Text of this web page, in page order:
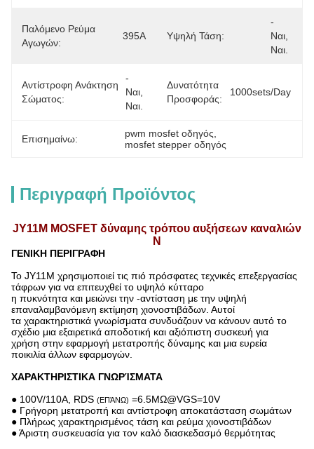
Παλόμενο Ρεύμα
Αγωγών:
395Α Υψηλή Τάση:
-
Ναι,
Ναι.
Αντίστροφη Ανάκτηση
Σώματος:
-
Ναι,
Ναι.
Δυνατότητα
Προσφοράς:
1000sets/day
Επισημαίνω: pwm mosfet οδηγός
mosfet stepper οδηγός
Περιγραφή Προϊόντος
JY11M MOSFET δύναμης τρόπου αυξήσεων καναλιών
Ν
ΓΕΝΙΚΗ ΠΕΡΙΓΡΑΦΗ
Το JY11M χρησιμοποιεί τις πιό πρόσφατες τεχνικές επεξεργασίας
τάφρων για να επιτευχθεί το υψηλό κύτταρο
η πυκνότητα και μειώνει την -αντίσταση με την υψηλή
επαναλαμβανόμενη εκτίμηση χιονοστιβάδων. Αυτοί
τα χαρακτηριστικά γνωρίσματα συνδυάζουν να κάνουν αυτό το
σχέδιο μια εξαιρετικά αποδοτική και αξιόπιστη συσκευή για
χρήση στην εφαρμογή μετατροπής δύναμης και μια ευρεία
ποικιλία άλλων εφαρμογών.
ΧΑΡΑΚΤΗΡΙΣΤΙΚΑ ΓΝΩΡΊΣΜΑΤΑ
● 100V/110A, RDS (ΕΠΆΝΩ) =6.5MΩ@VGS=10V
● Γρήγορη μετατροπή και αντίστροφη αποκατάσταση σωμάτων
● Πλήρως χαρακτηρισμένος τάση και ρεύμα χιονοστιβάδων
● Άριστη συσκευασία για τον καλό διασκεδασμό θερμότητας